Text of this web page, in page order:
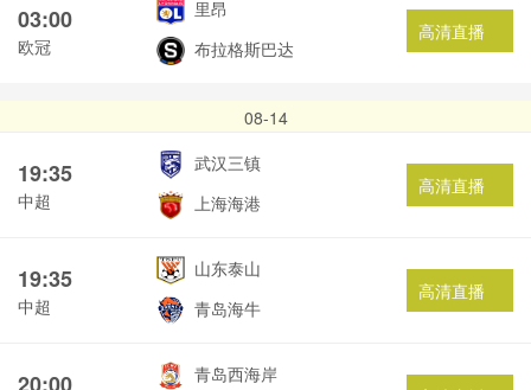
03:00
欧冠
里昂
布拉格斯巴达
高清直播
08-14
19:35
中超
武汉三镇
上海海港
高清直播
19:35
中超
山东泰山
青岛海牛
高清直播
20:00
青岛西海岸